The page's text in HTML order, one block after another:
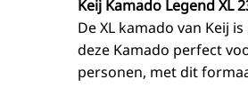
Keij Kamado Legend XL
De XL kamado van Keij
deze Kamado perfect
personen, met dit